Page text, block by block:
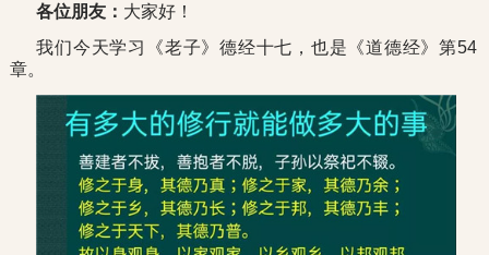
各位朋友： 大家好！
我们今天学习《老子》德经十七，也是《道德经》第54
章。